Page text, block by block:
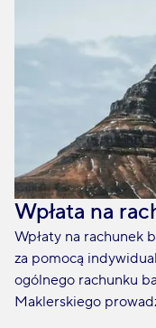
Wpłata na
Wpłaty na rachunek
za pomocą
ogólnego rachunku
Maklerskiego